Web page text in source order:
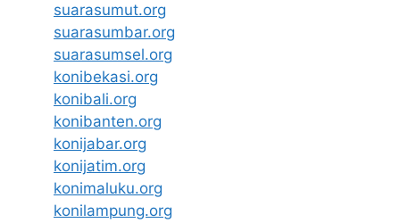
suarasumut.org
suarasumbar.org
suarasumsel.org
konibekasi.org
konibali.org
konibanten.org
konijabar.org
konijatim.org
konimaluku.org
konilampung.org